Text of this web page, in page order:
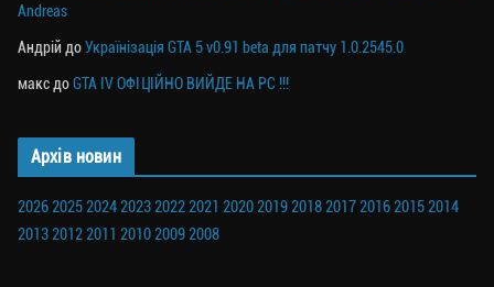
Andreas
Андрій доУкраїнізація GTA 5 v0.91 beta для патчу 1.0.2545.0
макс доGTA IV ОФІЦІЙНО ВИЙДЕ НА PC !!!
Архів новин
202620252024202320222021 2020201920182017201620152014
201320122011 201020092008